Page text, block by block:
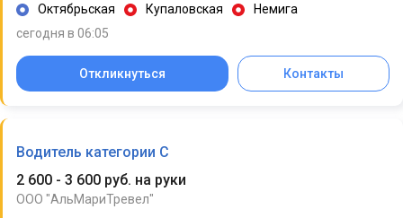
Октябрьская
Купаловская
Немига
сегодня в 06:05
Откликнуться Контакты
Водитель категории C
2 600 - 3 600 руб. на руки
ООО "АльМариТревел"